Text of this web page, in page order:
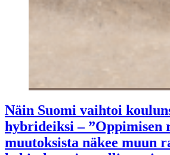
Näin Suomi vaihtoi
hybrideiksi – ”Oppimisen
muutoksista näkee muun